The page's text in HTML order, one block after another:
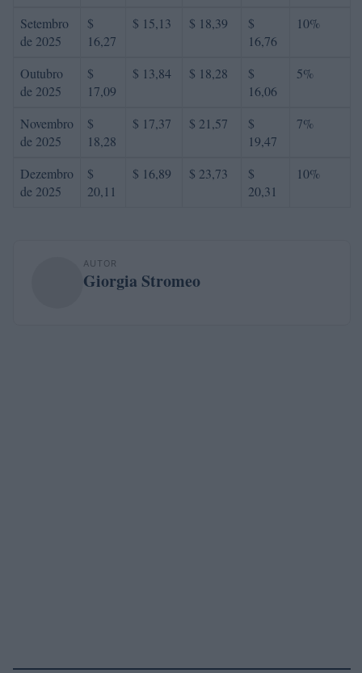
Setembro
de 2025
$
16,27
$ 15,13 $ 18,39
$
16,76
10%
Outubro
de 2025
$
17,09
$ 13,84 $ 18,28
$
16,06
5%
Novembro
de 2025
$
18,28
$ 17,37 $ 21,57
$
19,47
7%
Dezembro
de 2025
$
20,11
$ 16,89 $ 23,73
$
20,31
10%
AUTOR
Giorgia Stromeo